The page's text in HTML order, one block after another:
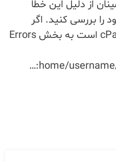
از دلیل این خطا
بررسی کنید. اگر
کنترل پنل هاست شما cPanel است به بخش Errors